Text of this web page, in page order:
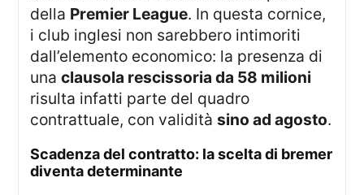
della Premier League. In questa cornice,
i club inglesi non sarebbero intimoriti
dall’elemento economico: la presenza di
unaclausola rescissoria da 58 milioni
risulta infatti parte del quadro
contrattuale, con validitàsino ad agosto.
scadenza del contratto: la scelta di bremer
diventa determinante